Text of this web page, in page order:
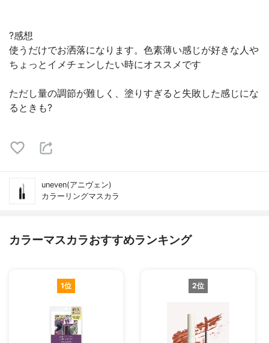
?感想
使うだけでお洒落になります。色素薄い感じが好きな人や
ちょっとイメチェンしたい時にオススメです
ただし量の調節が難しく、塗りすぎると失敗した感じにな
るときも?
uneven(アニヴェン)
カラーリングマスカラ
カラーマスカラおすすめランキング
1位 2位